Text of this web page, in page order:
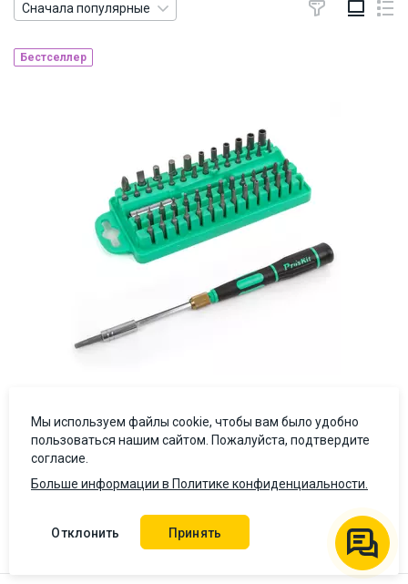
Сначала популярные
Бестселлер
Отвертка с набором бит Pro'sKit SD-9828
4 (1)
В корзину
Мы используем файлы cookie, чтобы вам было удобно
пользоваться нашим сайтом. Пожалуйста, подтвердите
согласие.
Больше информации в Политике конфиденциальности.
Отклонить Принять